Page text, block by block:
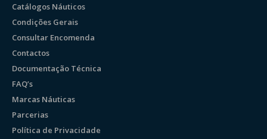
Catálogos Náuticos
Condições Gerais
Consultar Encomenda
Contactos
Documentação Técnica
FAQ’s
Marcas Náuticas
Parcerias
Política de Privacidade